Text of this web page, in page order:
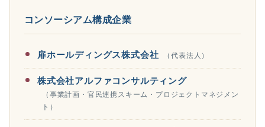
コンソーシアム構成企業
扉ホールディングス株式会社 （代表法人）
株式会社アルファコンサルティング
（事業計画・官民連携スキーム・プロジェクトマネジメン
ト）